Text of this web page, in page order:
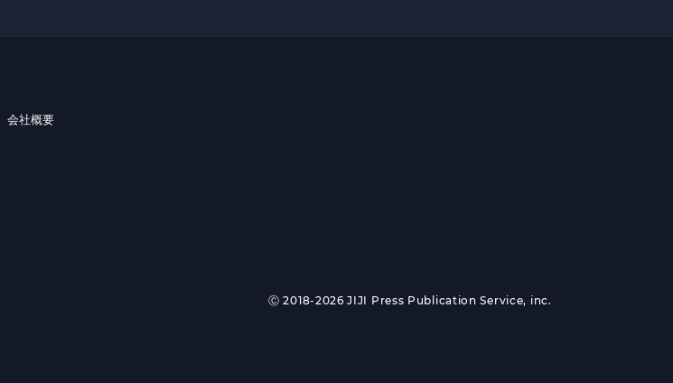
会社概要
Ⓒ 2018-2026 JIJI Press Publication Service, inc.